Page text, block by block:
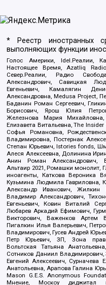
* Реестр иностранных
выполняющих функции
Голос Америки, Idel.Реалии,
Настоящее Время, Azatliq
Север.Реалии, Радио
Александрович, Савицкая
Евгеньевич, Камалягин
Александровна, Medusa Project,
Баданин Роман Сергеевич,
Борисович, Ярош Юлия
Железнова Мария
Елизавета Витальевна, The
Софья Романовна,
Владимировна, Постернак
Степан Юрьевич, Istories fonds,
Алеся Алексеевна, Долинина
Анин Роман Александрович,
Альтаир 2021, Ромашки монолит,
иноагенты, Каткова Вероника
Кузьмина Людмила Гавриловна,
Александр Иванович, Жилкин
Владимир Александрович,
Евгеньевич, Ковин Виталий
Любарев Аркадий Ефимович,
Викторович, Важенков Артем
Пигалкин Илья Валерьевич,
Владимирович, Гусев Андрей
Петр Юрьевич, ЗП, Зона
Вольтская Татьяна
Сотников Даниил
Евгений Алексеевич, Сурначева
Анатольевна, Арапова Галина
Mason G.E.S. Anonymous
Мнение, Москоу диджитал